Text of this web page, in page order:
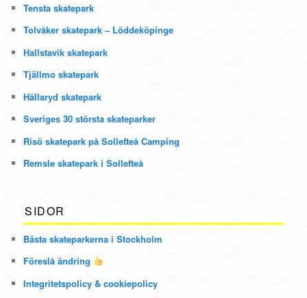
Tensta skatepark
Tolvåker skatepark – Löddeköpinge
Hallstavik skatepark
Tjällmo skatepark
Hällaryd skatepark
Sveriges 30 största skateparker
Risö skatepark på Sollefteå Camping
Remsle skatepark i Sollefteå
SIDOR
Bästa skateparkerna i Stockholm
Föreslå ändring
Integritetspolicy & cookiepolicy